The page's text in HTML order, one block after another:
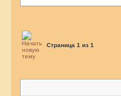
Страница 1 из 1